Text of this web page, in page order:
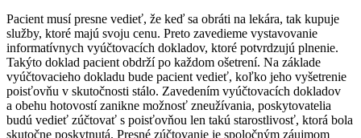
Pacient musí presne vedieť, že keď sa obráti na lekára, tak kupuje
služby, ktoré majú svoju cenu. Preto zavedieme vystavovanie
informatívnych vyúčtovacích dokladov, ktoré potvrdzujú plnenie.
Takýto doklad pacient obdrží po každom ošetrení. Na základe
vyúčtovacieho dokladu bude pacient vedieť, koľko jeho vyšetrenie
poisťovňu v skutočnosti stálo. Zavedením vyúčtovacích dokladov
a obehu hotovostí zanikne možnosť zneužívania, poskytovatelia
budú vedieť zúčtovať s poisťovňou len takú starostlivosť, ktorá bola
skutočne poskytnutá. Presné zúčtovanie je spoločným záujmom